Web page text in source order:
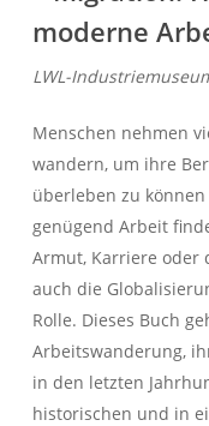
moderne
LWL-
Menschen nehmen
wandern, um ihre
überleben zu
genügend Arbeit
Armut, Karriere oder
auch die
Rolle. Dieses Buch
Arbeitswanderung,
in den letzten
historischen und in